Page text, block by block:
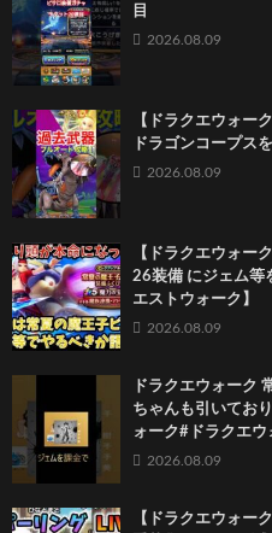
目
2026.08.09
【ドラクエウォー
ドラゴンコープス
2026.08.09
【ドラクエウォー
26装備 にジェム等
エストウォーク】
2026.08.09
ドラクエウォーク
ちゃんも引いてお
ォーク#ドラクエ
2026.08.09
【ドラクエウォー